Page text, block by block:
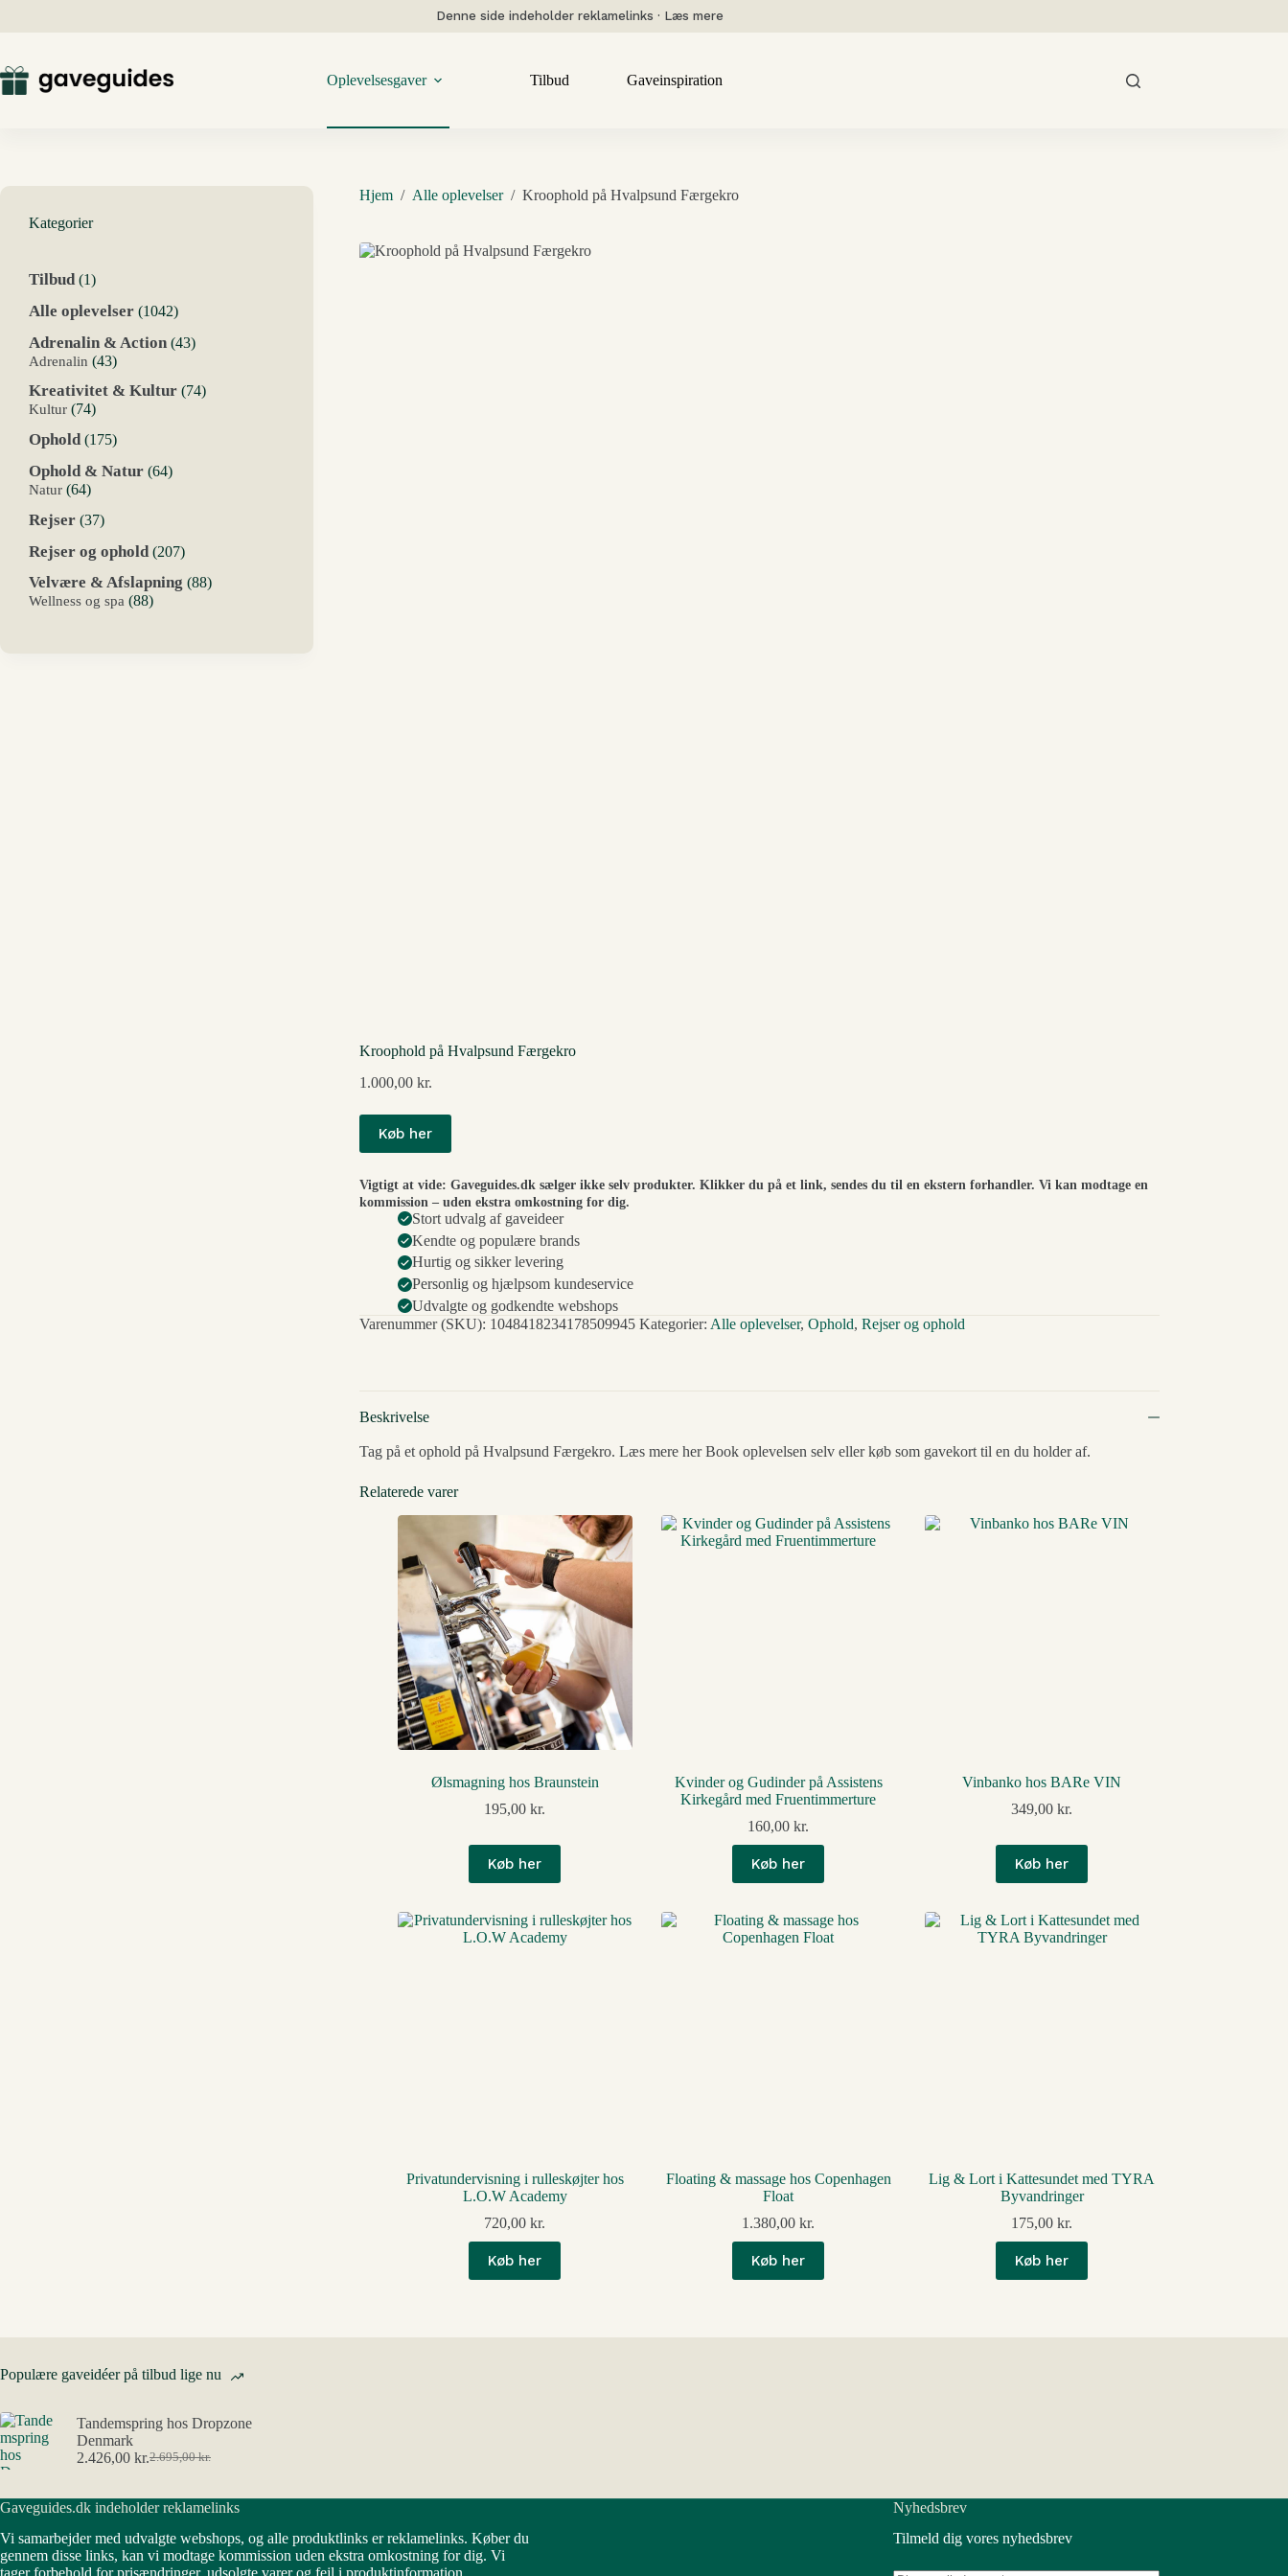
Denne side indeholder reklamelinks · Læs mere
Oplevelsesgaver Tilbud Gaveinspiration
Hjem / Alle oplevelser / Kroophold på Hvalpsund Færgekro
Kroophold på Hvalpsund Færgekro
1.000,00 kr.
Køb her
Vigtigt at vide: Gaveguides.dk sælger ikke selv produkter. Klikker du på et link, sendes du til en ekstern forhandler. Vi kan modtage en
kommission – uden ekstra omkostning for dig.
Stort udvalg af gaveideer
Kendte og populære brands
Hurtig og sikker levering
Personlig og hjælpsom kundeservice
Udvalgte og godkendte webshops
Varenummer (SKU): 1048418234178509945 Kategorier: Alle oplevelser, Ophold, Rejser og ophold
Beskrivelse
Tag på et ophold på Hvalpsund Færgekro. Læs mere her Book oplevelsen selv eller køb som gavekort til en du holder af.
Relaterede varer
Ølsmagning hos Braunstein
195,00kr.
Køb her
Kvinder og Gudinder på Assistens
Kirkegård med Fruentimmerture
160,00kr.
Køb her
Vinbanko hos BARe VIN
349,00kr.
Køb her
Privatundervisning i rulleskøjter hos
L.O.W Academy
720,00kr.
Køb her
Floating & massage hos Copenhagen
Float
1.380,00kr.
Køb her
Lig & Lort i Kattesundet med TYRA
Byvandringer
175,00kr.
Køb her
Kategorier
Tilbud 11
Alle oplevelser 10421042
Adrenalin & Action 4343
Adrenalin 4343
Kreativitet & Kultur 7474
Kultur 7474
Ophold 175175
Ophold & Natur 6464
Natur 6464
Rejser 3737
Rejser og ophold 207207
Velvære & Afslapning 8888
Wellness og spa 8888
Populære gaveidéer på tilbud lige nu
Tandemspring hos Dropzone
Denmark
2.695,00kr.
Den
pris
var:
2.695,00 kr..
2.426,00 kr.Den
pris
er:
2.426,00 kr..
Gaveguides.dk indeholder reklamelinks
Vi samarbejder med udvalgte webshops, og alle produktlinks er reklamelinks. Køber du
gennem disse links, kan vi modtage kommission uden ekstra omkostning for dig. Vi
Nyhedsbrev
Tilmeld dig vores nyhedsbrev